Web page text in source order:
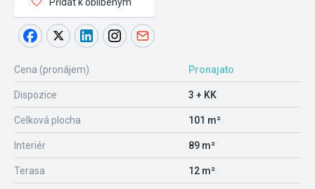
Cena (pronájem) Pronajato
Dispozice 3 + KK
Celková plocha 101 m²
Interiér 89 m²
Terasa 12 m²